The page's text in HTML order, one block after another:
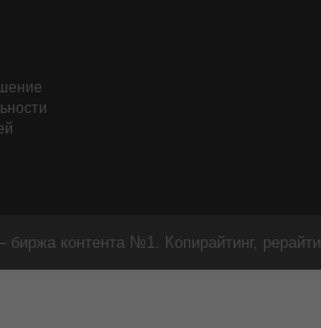
контента №1. Копирайтинг,